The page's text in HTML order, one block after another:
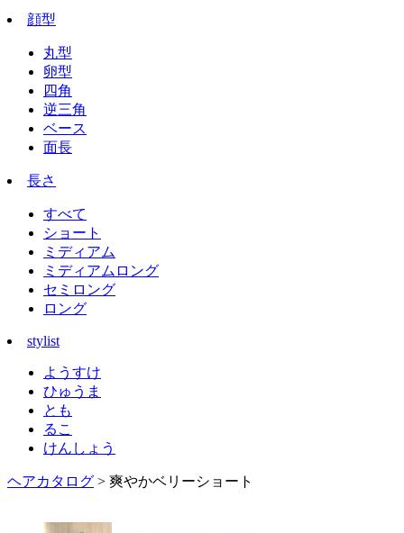
顔型
丸型
卵型
四角
逆三角
ベース
面長
長さ
すべて
ショート
ミディアム
ミディアムロング
セミロング
ロング
stylist
ようすけ
ひゅうま
とも
るこ
けんしょう
ヘアカタログ > 爽やかベリーショート